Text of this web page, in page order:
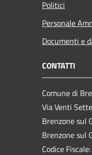
Politici
Personale
Documenti e
CONTATTI
Comune di
Via Venti
Brenzone sul
Brenzone sul
Codice